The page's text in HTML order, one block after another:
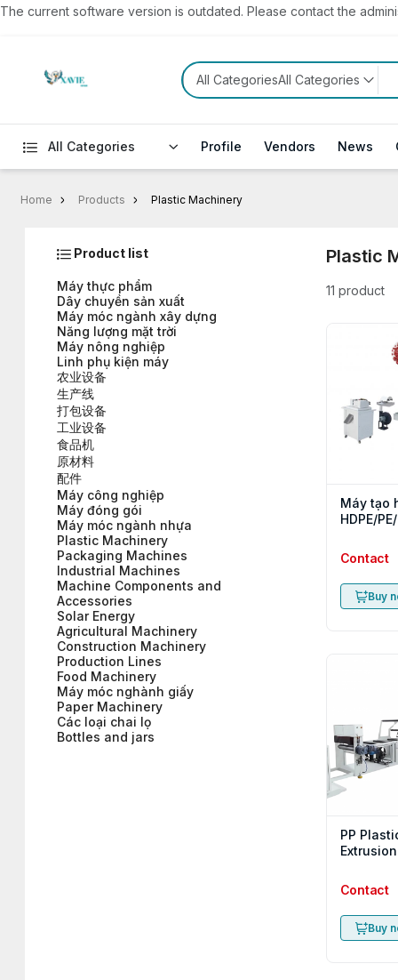
The current software version is outdated. Please contact the
All CategoriesAll Categories
All Categories Profile Vendors News
Home Products Plastic Machinery
Product list
Máy thực phẩm
Dây chuyền sản xuất
Máy móc ngành xây dựng
Năng lượng mặt trời
Máy nông nghiệp
Linh phụ kiện máy
农业设备
生产线
打包设备
工业设备
食品机
原材料
配件
Máy công nghiệp
Máy đóng gói
Máy móc ngành nhựa
Plastic Machinery
Packaging Machines
Industrial Machines
Machine Components and
Accessories
Solar Energy
Agricultural Machinery
Construction Machinery
Production Lines
Food Machinery
Máy móc nghành giấy
Paper Machinery
Các loại chai lọ
Bottles and jars
Plastic
11 product
Máy tạo
HDPE/
Contact
Buy
PP
Contact
Buy